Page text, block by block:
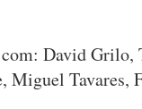
David
Miguel Tavares,